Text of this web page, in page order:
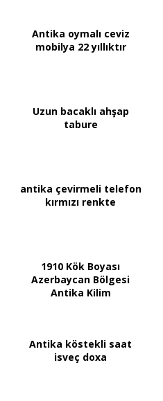
Antika oymalı ceviz
mobilya 22 yıllıktır
Uzun bacaklı ahşap
tabure
antika çevirmeli telefon
kırmızı renkte
1910 Kök Boyası
Azerbaycan Bölgesi
Antika Kilim
Antika köstekli saat
isveç doxa